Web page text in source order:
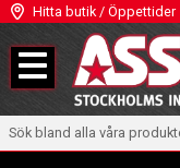
Meny
Hitta butik / Öppettider